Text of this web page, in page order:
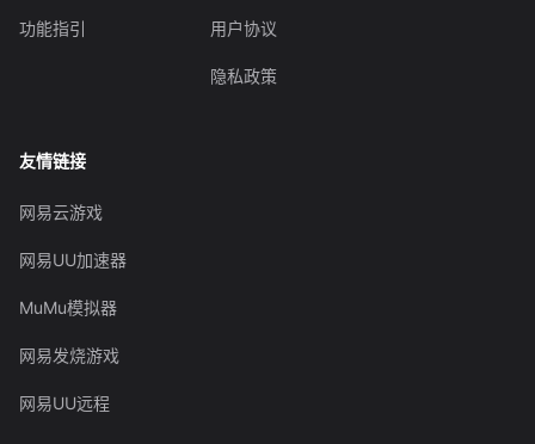
功能指引 用户协议
隐私政策
友情链接
网易云游戏
网易UU加速器
MuMu模拟器
网易发烧游戏
网易UU远程